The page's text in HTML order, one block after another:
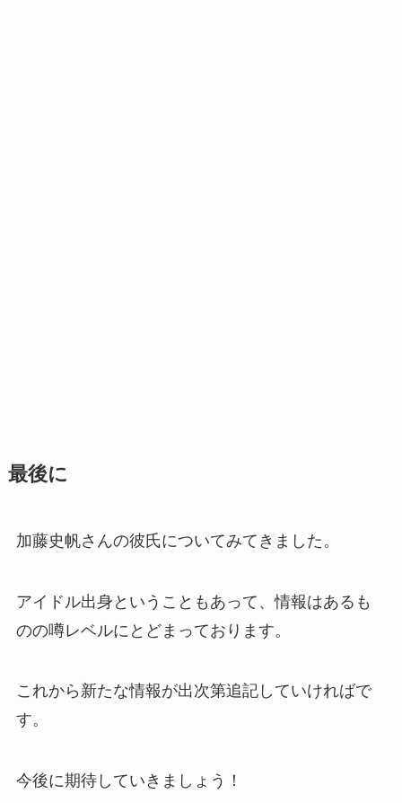
最後に
加藤史帆さんの彼氏についてみてきました。
アイドル出身ということもあって、情報はあるも
のの噂レベルにとどまっております。
これから新たな情報が出次第追記していければで
す。
今後に期待していきましょう！